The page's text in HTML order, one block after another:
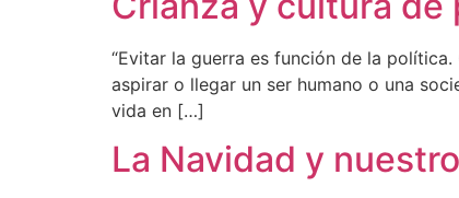
“Evitar la guerra es función de la
aspirar o llegar un ser humano o una
vida en […]
La Navidad y